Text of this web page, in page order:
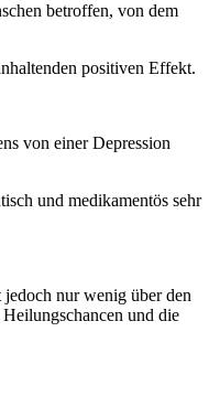
betroffen, von dem
positiven Effekt.
von einer Depression
und medikamentös sehr
nur wenig über den
und die